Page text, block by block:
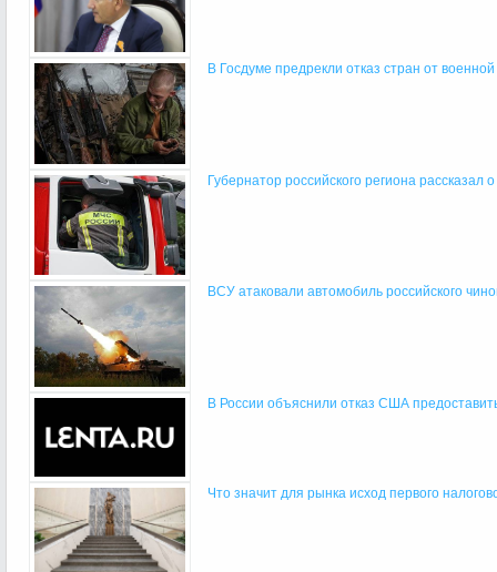
В Госдуме предрекли отказ стран от
Губернатор российского региона рассказал
ВСУ атаковали автомобиль российского
В России объяснили отказ США
Что значит для рынка исход первого